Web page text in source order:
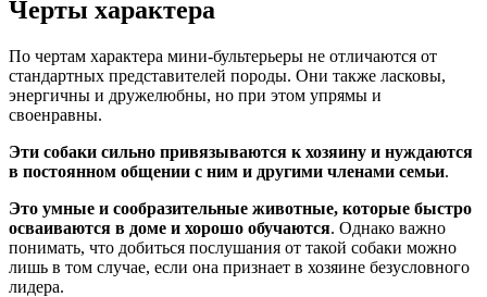
Черты характера
По чертам характера мини-бультерьеры не отличаются от
стандартных представителей породы. Они также ласковы,
энергичны и дружелюбны, но при этом упрямы и
своенравны.
Эти собаки сильно привязываются к хозяину и нуждаются
в постоянном общении с ним и другими членами семьи.
Это умные и сообразительные животные, которые быстро
осваиваются в доме и хорошо обучаются. Однако важно
понимать, что добиться послушания от такой собаки можно
лишь в том случае, если она признает в хозяине безусловного
лидера.